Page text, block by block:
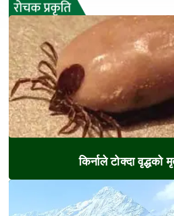
किर्नाले टोक्दा वृद्धको